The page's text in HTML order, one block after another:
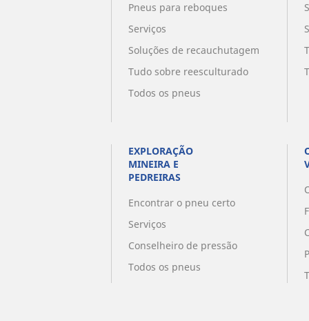
Pneus para reboques
Serviços
Soluções de recauchutagem
Tudo sobre reesculturado
Todos os pneus
EXPLORAÇÃO
MINEIRA E
PEDREIRAS
Encontrar o pneu certo
Serviços
Conselheiro de pressão
Todos os pneus